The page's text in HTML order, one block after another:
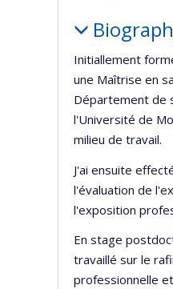
Initiallement
une Maîtrise en
Département de
l'Université de
milieu de travail.
J'ai ensuite
l'évaluation de
l'exposition
En stage
travaillé sur le
professionnelle